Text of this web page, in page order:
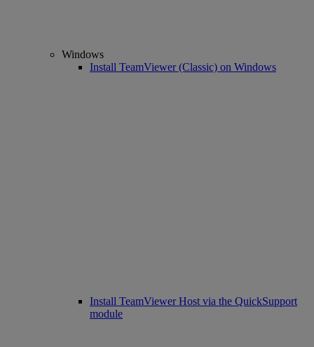
Windows
Install TeamViewer (Classic) on Windows
Install TeamViewer Host via the QuickSupport
module